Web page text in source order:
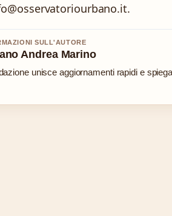
SULL'AUTORE
Andrea Marino
unisce aggiornamenti rapidi e